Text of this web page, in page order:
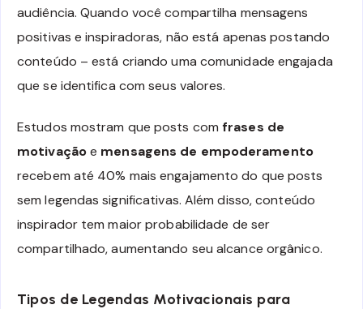
audiência. Quando você compartilha mensagens
positivas e inspiradoras, não está apenas postando
conteúdo – está criando uma comunidade engajada
que se identifica com seus valores.
Estudos mostram que posts com frases de
motivaçãoe mensagens de empoderamento
recebem até 40% mais engajamento do que posts
sem legendas significativas. Além disso, conteúdo
inspirador tem maior probabilidade de ser
compartilhado, aumentando seu alcance orgânico.
Tipos de Legendas Motivacionais para